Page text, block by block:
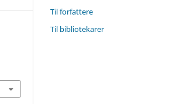
Til forfattere
Til bibliotekarer